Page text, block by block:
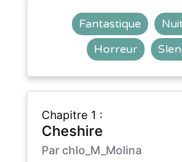
Fantastique
Horreur
Chapitre 1 :
Cheshire
Par chlo_M_Molina